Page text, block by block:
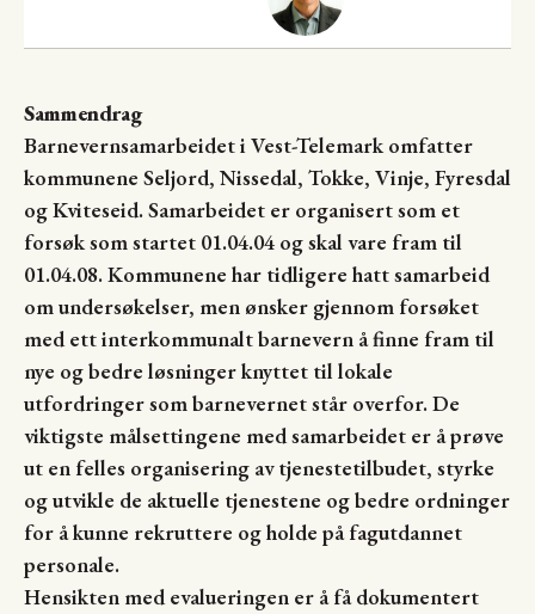
Sammendrag
Barnevernsamarbeidet i Vest-Telemark omfatter
kommunene Seljord, Nissedal, Tokke, Vinje, Fyresdal
og Kviteseid. Samarbeidet er organisert som et
forsøk som startet 01.04.04 og skal vare fram til
01.04.08. Kommunene har tidligere hatt samarbeid
om undersøkelser, men ønsker gjennom forsøket
med ett interkommunalt barnevern å finne fram til
nye og bedre løsninger knyttet til lokale
utfordringer som barnevernet står overfor. De
viktigste målsettingene med samarbeidet er å prøve
ut en felles organisering av tjenestetilbudet, styrke
og utvikle de aktuelle tjenestene og bedre ordninger
for å kunne rekruttere og holde på fagutdannet
personale.
Hensikten med evalueringen er å få dokumentert